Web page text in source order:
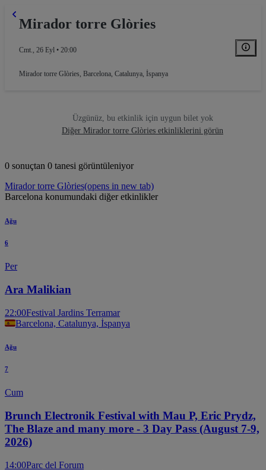
Mirador torre Glòries
Cmt., 26 Eyl • 20:00
Mirador torre Glòries, Barcelona, Catalunya, İspanya
Üzgünüz, bu etkinlik için uygun bilet yok
Diğer Mirador torre Glòries etkinliklerini görün
0 sonuçtan 0 tanesi görüntüleniyor
Mirador torre Glòries(opens in new tab)
Barcelona konumundaki diğer etkinlikler
Ağu
6
Per
Ara Malikian
22:00Festival Jardins Terramar
Barcelona, Catalunya, İspanya
Ağu
7
Cum
Brunch Electronik Festival with Mau P, Eric Prydz,
The Blaze and many more - 3 Day Pass (August 7-9,
2026)
14:00Parc del Forum